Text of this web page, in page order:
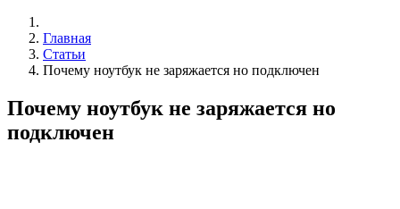
Главная
Статьи
Почему ноутбук не заряжается но подключен
Почему ноутбук не заряжается но
подключен